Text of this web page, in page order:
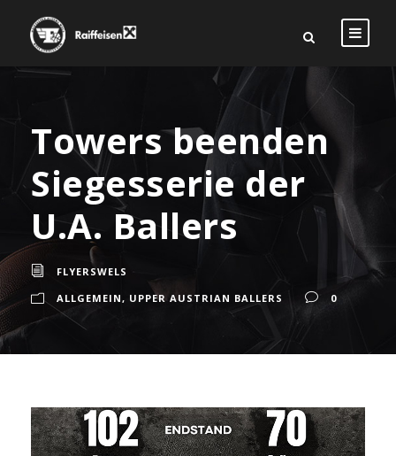
Towers beenden
Siegesserie der
U.A. Ballers
FLYERSWELS
ALLGEMEIN, UPPER AUSTRIAN BALLERS 0